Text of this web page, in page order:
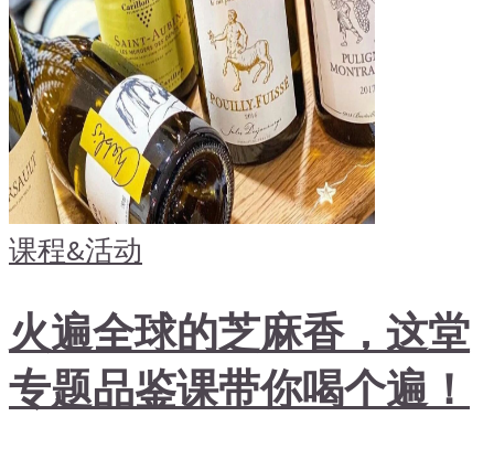
课程&活动
火遍全球的芝麻香，这堂
专题品鉴课带你喝个遍！